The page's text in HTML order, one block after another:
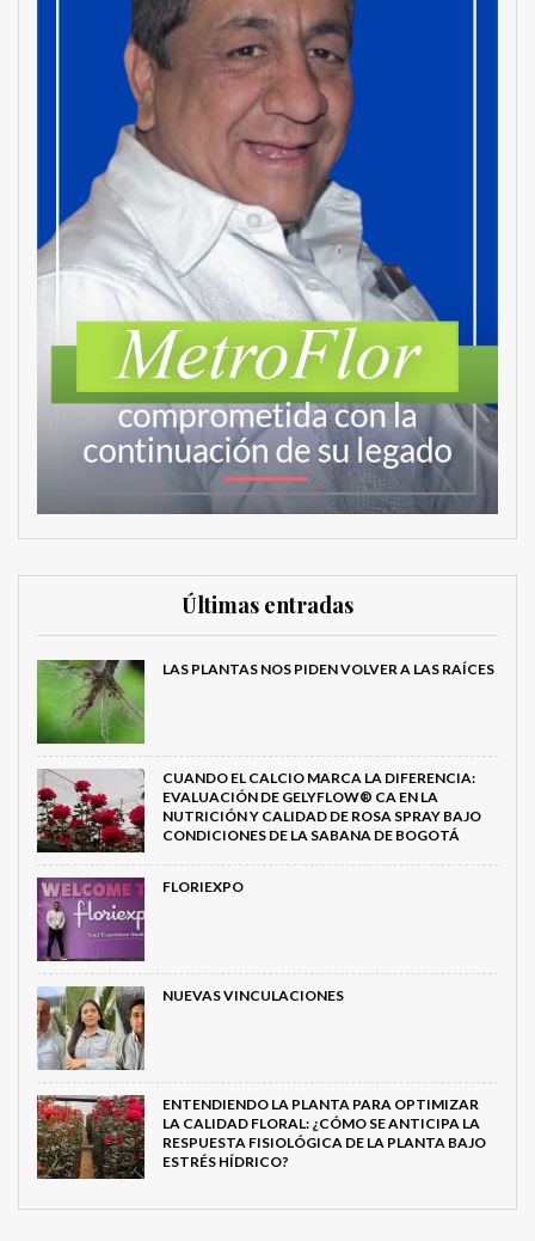
Últimas entradas
LAS PLANTAS NOS PIDEN VOLVER A LAS RAÍCES
CUANDO EL CALCIO MARCA LA DIFERENCIA:
EVALUACIÓN DE GELYFLOW® CA EN LA
NUTRICIÓN Y CALIDAD DE ROSA SPRAY BAJO
CONDICIONES DE LA SABANA DE BOGOTÁ
FLORIEXPO
NUEVAS VINCULACIONES
ENTENDIENDO LA PLANTA PARA OPTIMIZAR
LA CALIDAD FLORAL: ¿CÓMO SE ANTICIPA LA
RESPUESTA FISIOLÓGICA DE LA PLANTA BAJO
ESTRÉS HÍDRICO?